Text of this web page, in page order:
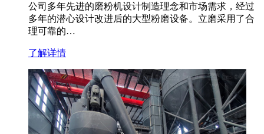
公司多年先进的磨粉机设计制造理念和市场需求，经过
多年的潜心设计改进后的大型粉磨设备。立磨采用了合
理可靠的…
了解详情